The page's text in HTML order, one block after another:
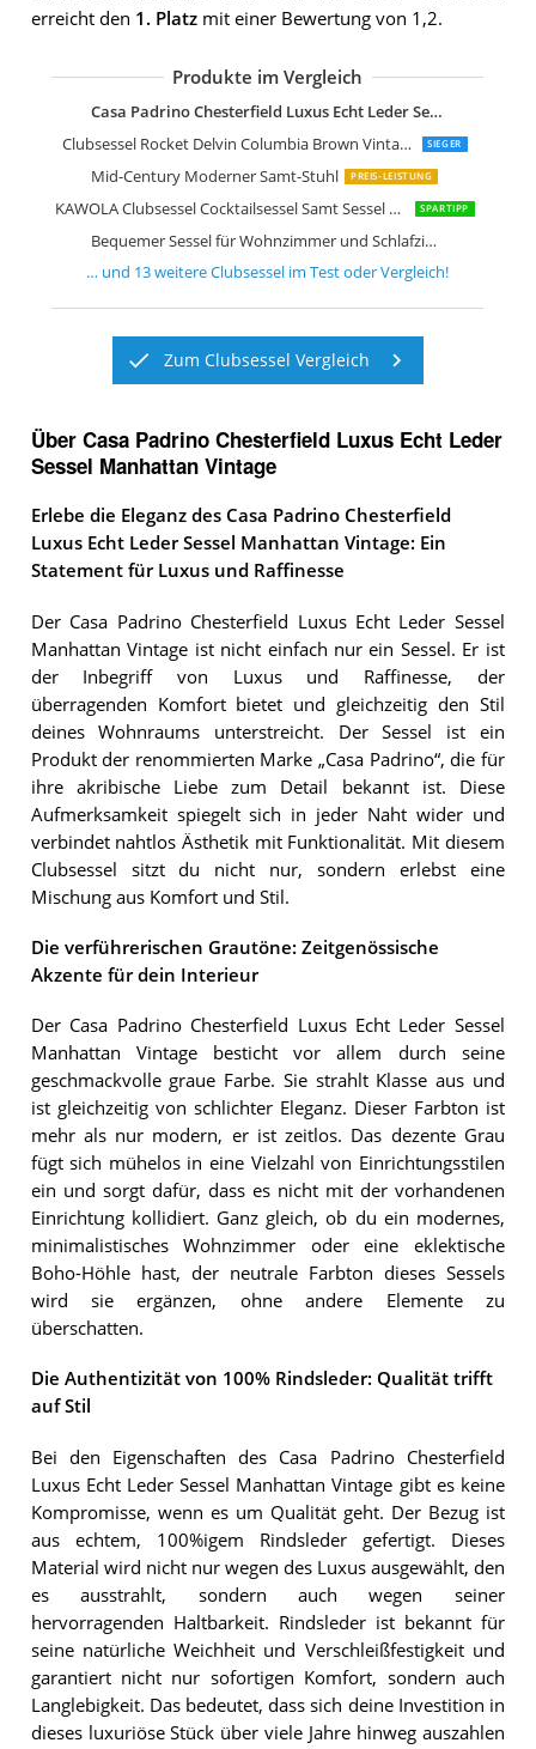
erreicht den 1. Platzmit einer Bewertung von 1,2.
Produkte im Vergleich
Casa Padrino Chesterfield Luxus Echt Leder Sessel Manhattan Vintage
Clubsessel Rocket Delvin Columbia Brown Vintage-Leder
SIEGER
Mid-Century Moderner Samt-Stuhl PREIS-LEISTUNG
KAWOLA Clubsessel Cocktailsessel Samt Sessel Narla Ohrensessel SPARTIPP
Bequemer Sessel für Wohnzimmer und Schlafzimmer
Übergroßer Sessel moderner
Mid Century Moderner Akzentstuhl
HETFTJN Chesterfield-Sessel Hellgrau
Sessel aus Samt mit goldenen Beinen
CozyChair für kleine Räume
KAWOLA Sessel Fina Polstersessel
Atlantic Home Collection Leo Sessel
Atlantic Home Collection Leo Sessel
… und 13weitereClubsessel im Test oder Vergleich!
Zum Clubsessel Vergleich
Über Casa Padrino Chesterfield Luxus Echt Leder
Sessel Manhattan Vintage
Erlebe die Eleganz des Casa Padrino Chesterfield
Luxus Echt Leder Sessel Manhattan Vintage: Ein
Statement für Luxus und Raffinesse
Der Casa Padrino Chesterfield Luxus Echt Leder Sessel
Manhattan Vintage ist nicht einfach nur ein Sessel. Er ist
der Inbegriff von Luxus und Raffinesse, der
überragenden Komfort bietet und gleichzeitig den Stil
deines Wohnraums unterstreicht. Der Sessel ist ein
Produkt der renommierten Marke „Casa Padrino“, die für
ihre akribische Liebe zum Detail bekannt ist. Diese
Aufmerksamkeit spiegelt sich in jeder Naht wider und
verbindet nahtlos Ästhetik mit Funktionalität. Mit diesem
Clubsessel sitzt du nicht nur, sondern erlebst eine
Mischung aus Komfort und Stil.
Die verführerischen Grautöne: Zeitgenössische
Akzente für dein Interieur
Der Casa Padrino Chesterfield Luxus Echt Leder Sessel
Manhattan Vintage besticht vor allem durch seine
geschmackvolle graue Farbe. Sie strahlt Klasse aus und
ist gleichzeitig von schlichter Eleganz. Dieser Farbton ist
mehr als nur modern, er ist zeitlos. Das dezente Grau
fügt sich mühelos in eine Vielzahl von Einrichtungsstilen
ein und sorgt dafür, dass es nicht mit der vorhandenen
Einrichtung kollidiert. Ganz gleich, ob du ein modernes,
minimalistisches Wohnzimmer oder eine eklektische
Boho-Höhle hast, der neutrale Farbton dieses Sessels
wird sie ergänzen, ohne andere Elemente zu
überschatten.
Die Authentizität von 100% Rindsleder: Qualität trifft
auf Stil
Bei den Eigenschaften des Casa Padrino Chesterfield
Luxus Echt Leder Sessel Manhattan Vintage gibt es keine
Kompromisse, wenn es um Qualität geht. Der Bezug ist
aus echtem, 100%igem Rindsleder gefertigt. Dieses
Material wird nicht nur wegen des Luxus ausgewählt, den
es ausstrahlt, sondern auch wegen seiner
hervorragenden Haltbarkeit. Rindsleder ist bekannt für
seine natürliche Weichheit und Verschleißfestigkeit und
garantiert nicht nur sofortigen Komfort, sondern auch
Langlebigkeit. Das bedeutet, dass sich deine Investition in
dieses luxuriöse Stück über viele Jahre hinweg auszahlen